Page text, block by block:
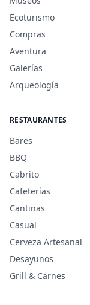
Ecoturismo
Compras
Aventura
Galerías
Arqueología
RESTAURANTES
Bares
BBQ
Cabrito
Cafeterías
Cantinas
Casual
Cerveza Artesanal
Desayunos
Grill & Carnes